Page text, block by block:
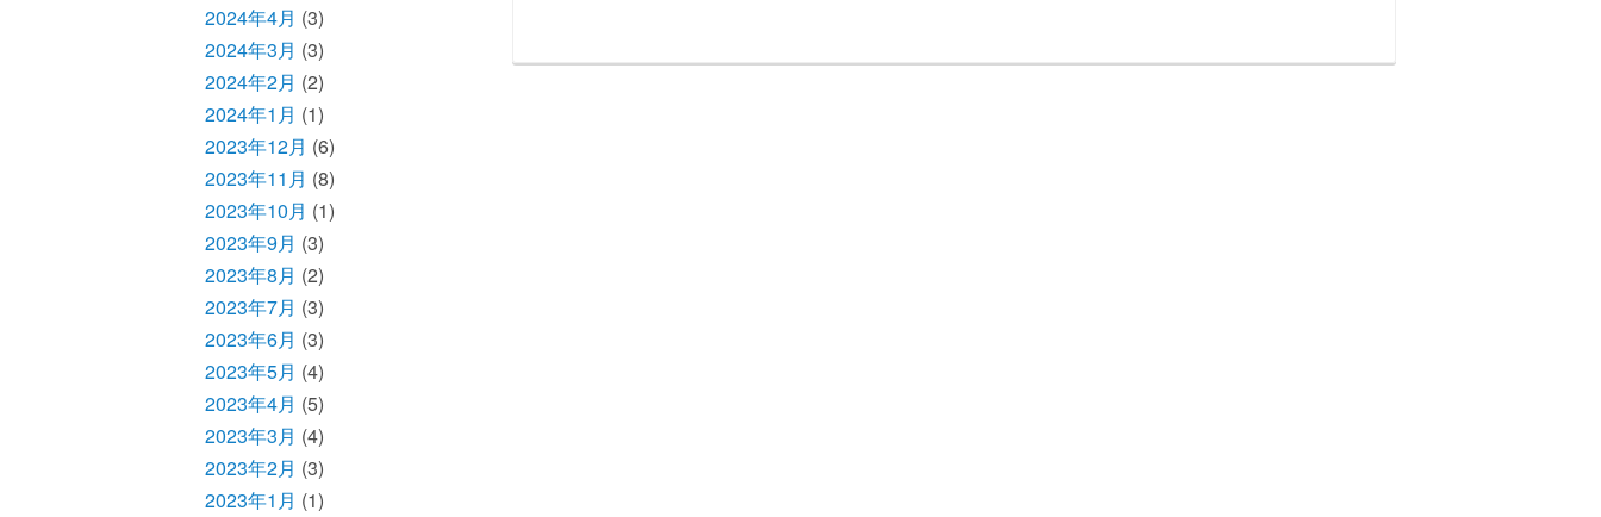
2024年4月 (3)
2024年3月 (3)
2024年2月 (2)
2024年1月 (1)
2023年12月 (6)
2023年11月 (8)
2023年10月 (1)
2023年9月 (3)
2023年8月 (2)
2023年7月 (3)
2023年6月 (3)
2023年5月 (4)
2023年4月 (5)
2023年3月 (4)
2023年2月 (3)
2023年1月 (1)